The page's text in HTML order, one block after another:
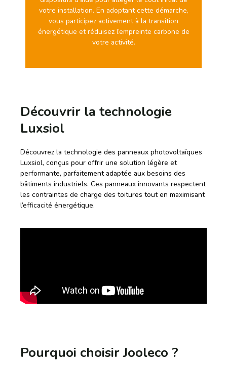
votre installation. En adoptant cette démarche,
vous participez activement à la transition
énergétique et réduisez l’empreinte carbone de
votre activité.
Découvrir la technologie
Luxsiol
Découvrez la technologie des panneaux photovoltaïques
Luxsiol, conçus pour offrir une solution légère et
performante, parfaitement adaptée aux besoins des
bâtiments industriels. Ces panneaux innovants respectent
les contraintes de charge des toitures tout en maximisant
l’efficacité énergétique.
Pourquoi choisir Jooleco ?